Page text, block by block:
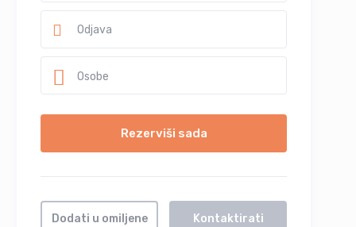
Osobe
Dodati u omiljene
Kontaktirati